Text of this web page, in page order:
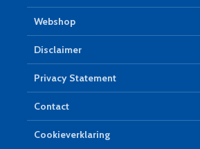
Webshop
Disclaimer
Privacy Statement
Contact
Cookieverklaring